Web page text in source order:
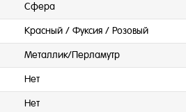
Сфера
Красный / Фуксия / Розовый
Металлик/Перламутр
Нет
Нет